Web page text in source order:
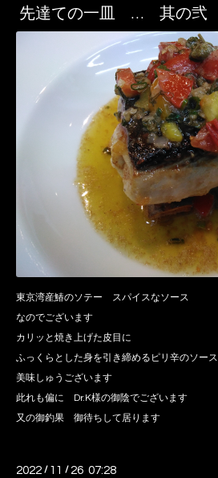
先達ての一皿 … 其の弐
東京湾産鰆のソテー スパイスなソース
なのでございます
カリッと焼き上げた皮目に
ふっくらとした身を引き締めるピリ辛のソース
美味しゅうございます
此れも偏に Dr.K様の御陰でございます
又の御釣果 御待ちして居ります
2022 / 11 / 26 07:28